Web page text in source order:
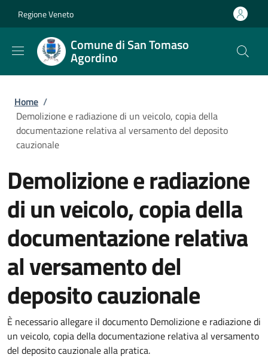
Regione Veneto
Comune di San Tomaso
Agordino
Briciole di pane
Home /
Demolizione e radiazione di un veicolo, copia della
documentazione relativa al versamento del deposito
cauzionale
Demolizione e radiazione
di un veicolo, copia della
documentazione relativa
al versamento del
deposito cauzionale
È necessario allegare il documento Demolizione e radiazione di
un veicolo, copia della documentazione relativa al versamento
del deposito cauzionale alla pratica.